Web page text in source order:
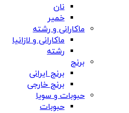
نان
خمیر
ماکارانی و رشته
ماکارانی و لازانیا
رشته
برنج
برنج ایرانی
برنج خارجی
حبوبات و سویا
حبوبات